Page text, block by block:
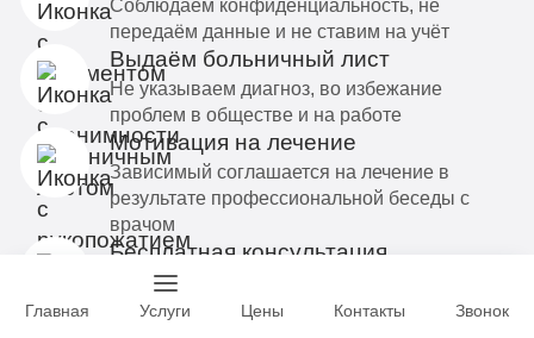
Соблюдаем конфиденциальность, не
передаём данные и не ставим на учёт
Выдаём больничный лист
Не указываем диагноз, во избежание
проблем в обществе и на работе
Мотивация на лечение
Зависимый соглашается на лечение в
результате профессиональной беседы с
врачом
Бесплатная консультация
Поддержим вас и ваших родственников в
тяжелой ситуации
Главная Услуги Цены Контакты Звонок